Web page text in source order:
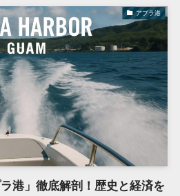
アプラ港
港」徹底解剖！歴史と経済を